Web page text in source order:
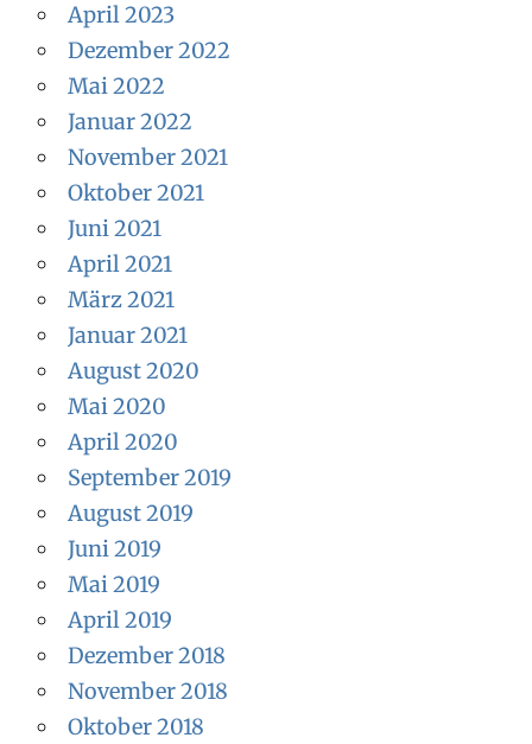
April 2023
Dezember 2022
Mai 2022
Januar 2022
November 2021
Oktober 2021
Juni 2021
April 2021
März 2021
Januar 2021
August 2020
Mai 2020
April 2020
September 2019
August 2019
Juni 2019
Mai 2019
April 2019
Dezember 2018
November 2018
Oktober 2018